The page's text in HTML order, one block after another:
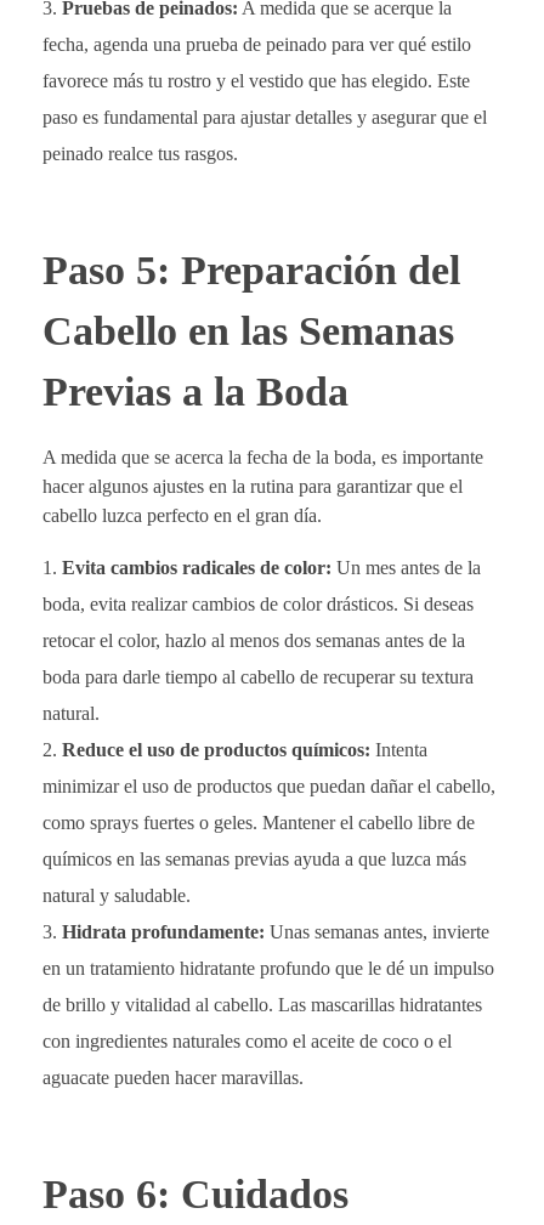
Pruebas de peinados: A medida que se acerque la
fecha, agenda una prueba de peinado para ver qué estilo
favorece más tu rostro y el vestido que has elegido. Este
paso es fundamental para ajustar detalles y asegurar que el
peinado realce tus rasgos.
Paso 5: Preparación del
Cabello en las Semanas
Previas a la Boda
A medida que se acerca la fecha de la boda, es importante
hacer algunos ajustes en la rutina para garantizar que el
cabello luzca perfecto en el gran día.
Evita cambios radicales de color: Un mes antes de la
boda, evita realizar cambios de color drásticos. Si deseas
retocar el color, hazlo al menos dos semanas antes de la
boda para darle tiempo al cabello de recuperar su textura
natural.
Reduce el uso de productos químicos: Intenta
minimizar el uso de productos que puedan dañar el cabello,
como sprays fuertes o geles. Mantener el cabello libre de
químicos en las semanas previas ayuda a que luzca más
natural y saludable.
Hidrata profundamente: Unas semanas antes, invierte
en un tratamiento hidratante profundo que le dé un impulso
de brillo y vitalidad al cabello. Las mascarillas hidratantes
con ingredientes naturales como el aceite de coco o el
aguacate pueden hacer maravillas.
Paso 6: Cuidados